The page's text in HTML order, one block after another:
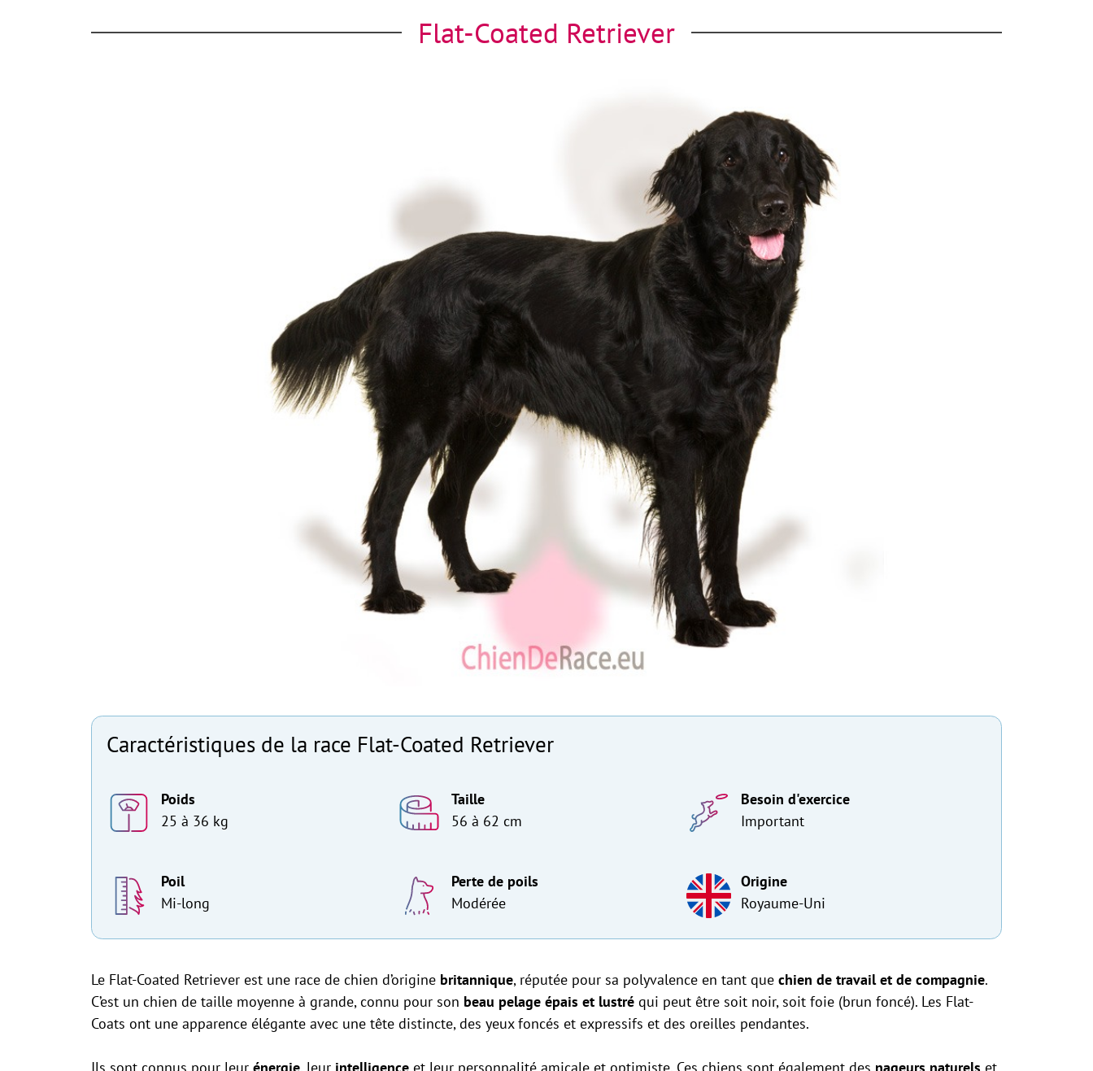
Flat-Coated Retriever
Caractéristiques de la race Flat-Coated Retriever
Poids
25 à 36 kg
Taille
56 à 62 cm
Besoin d'exercice
Important
Poil
Mi-long
Perte de poils
Modérée
Origine
Royaume-Uni
Le Flat-Coated Retriever est une race de chien d’origine britannique, réputée pour sa polyvalence en tant que chien de travail et de compagnie.
C’est un chien de taille moyenne à grande, connu pour son beau pelage épais et lustré qui peut être soit noir, soit foie (brun foncé). Les Flat-
Coats ont une apparence élégante avec une tête distincte, des yeux foncés et expressifs et des oreilles pendantes.